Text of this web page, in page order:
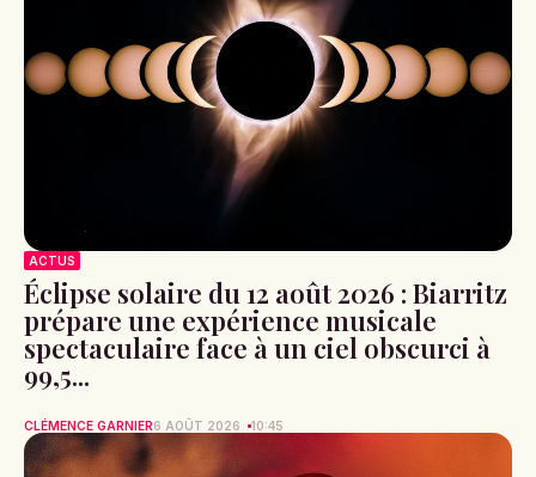
ACTUS
Éclipse solaire du 12 août 2026 : Biarritz
prépare une expérience musicale
spectaculaire face à un ciel obscurci à
99,5...
CLÉMENCE GARNIER6 AOÛT 2026 10:45